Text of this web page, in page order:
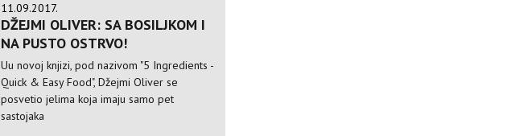
11.09.2017.
DŽEJMI OLIVER: SA BOSILJKOM I
NA PUSTO OSTRVO!
Uu novoj knjizi, pod nazivom "5 Ingredients -
Quick & Easy Food", Džejmi Oliver se
posvetio jelima koja imaju samo pet
sastojaka